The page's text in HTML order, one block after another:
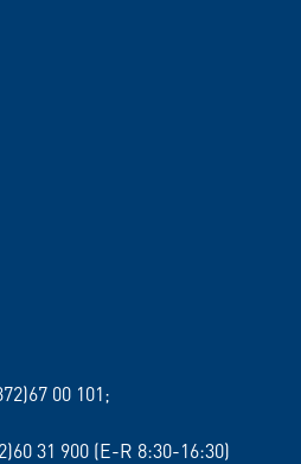
00 101;
31 900 (E-R 8:30-16:30)